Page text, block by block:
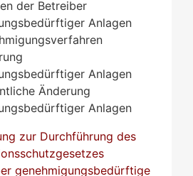
der Betreiber
Anlagen
Anlagen
Änderung
Anlagen
zur Durchführung des
genehmigungsbedürftige